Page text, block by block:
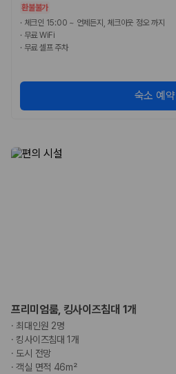
환불불가
· 체크인 15:00 ~ 언제든지, 체크아웃 정오 까지
· 무료 WiFi
· 무료 셀프 주차
숙소 예약
프리미엄룸, 킹사이즈침대 1개
· 최대인원 2명
·킹사이즈침대 1개
· 도시 전망
·객실 면적 46m²